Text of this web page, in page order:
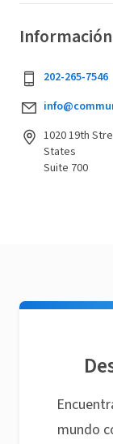
202-265-7546
1020 19th
States
Suite 700
mundo